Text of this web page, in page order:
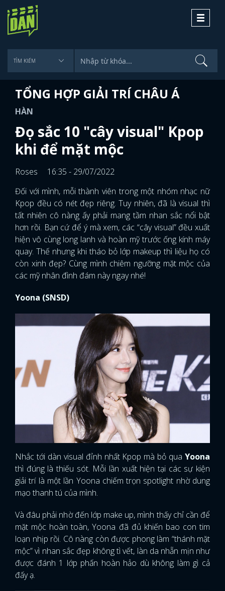
Toggle
TỔNG HỢP GIẢI TRÍ CHÂU Á
HÀN
Đọ sắc 10 "cây visual" Kpop
khi để mặt mộc
Roses
16:35 - 29/07/2022
Đối với mình, mỗi thành viên trong một nhóm nhạc nữ
Kpop đều có nét đẹp riêng. Tuy nhiên, đã là visual thì
tất nhiên cô nàng ấy phải mang tầm nhan sắc nổi bật
hơn rồi. Bạn cứ để ý mà xem, các “cây visual” đều xuất
hiện vô cùng long lanh và hoàn mỹ trước ống kính máy
quay. Thế nhưng khi tháo bỏ lớp makeup thì liệu họ có
còn xinh đẹp? Cùng mình chiêm ngưỡng mặt mộc của
các mỹ nhân đình đám này ngay nhé!
Yoona (SNSD)
Nhắc tới dàn visual đỉnh nhất Kpop mà bỏ qua Yoona
thì đúng là thiếu sót. Mỗi lần xuất hiện tại các sự kiện
giải trí là một lần Yoona chiếm trọn spotlight nhờ dung
mạo thanh tú của mình.
Và đâu phải nhờ đến lớp make up, mình thấy chỉ cần để
mặt mộc hoàn toàn, Yoona đã đủ khiến bao con tim
loạn nhịp rồi. Cô nàng còn được phong làm “thánh mặt
mộc” vì nhan sắc đẹp không tì vết, làn da nhẵn mịn như
được đánh 1 lớp phấn hoàn hảo dù không làm gì cả
đấy ạ.